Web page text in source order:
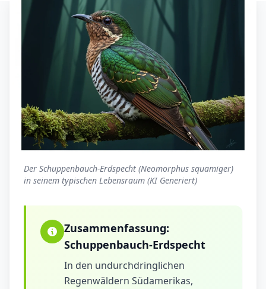
Der Schuppenbauch-Erdspecht (Neomorphus squamiger)
in seinem typischen Lebensraum (KI Generiert)
Zusammenfassung:
Schuppenbauch-Erdspecht
In den undurchdringlichen
Regenwäldern Südamerikas,